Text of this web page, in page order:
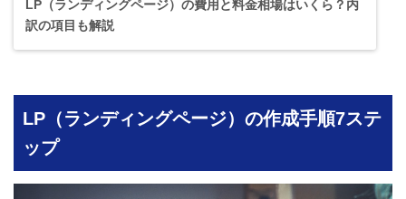
LP（ランディングページ）の費用と料金相場はいくら？内
訳の項目も解説
LP（ランディングページ）の作成手順7ステ
ップ